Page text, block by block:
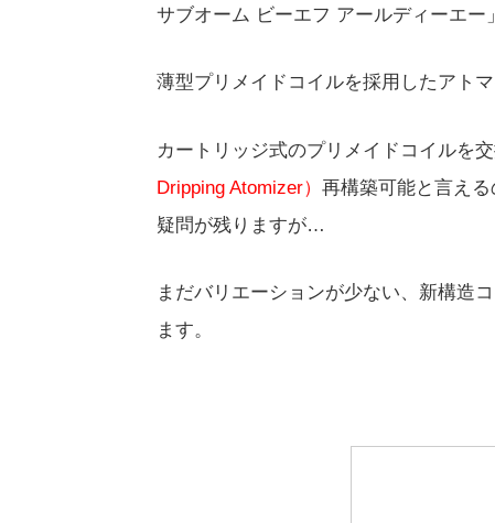
サブオーム ビーエフ アールディーエー
薄型プリメイドコイルを採用したアトマ
カートリッジ式のプリメイドコイルを
Dripping Atomizer） 再構築可能と言え
疑問が残りますが…
まだバリエーションが少ない、新構造
ます。